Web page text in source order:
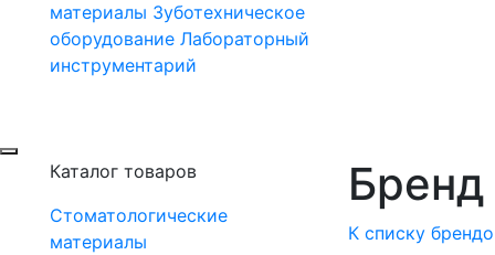
материалы Зуботехническое
оборудование Лабораторный
инструментарий
Каталог товаров
Стоматологические
материалы
К списку